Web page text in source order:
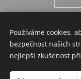
Používáme cookies,
bezpečnost našich
nejlepší zkušenost